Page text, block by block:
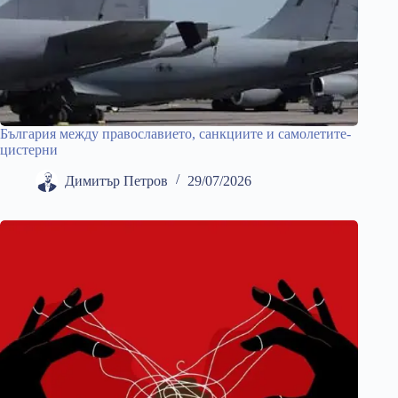
България между православието, санкциите и самолетите-
цистерни
Димитър Петров 29/07/2026